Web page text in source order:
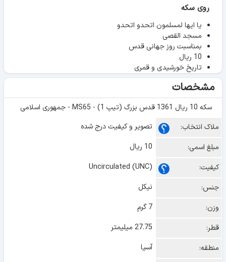
روی سکه
یا ایها لمسلمون اتحدو اتحدو
مسجد القصی
بمناسبت روز جهانی قدس
10 ریال
تاریخ خورشیدی و قمری
مشخصات
سکه 10 ریال 1361 قدس بزرگ (تیپ 1) - MS65 - جمهوری اسلامی
ملاک انتخاب:
تصویر و کیفیت درج شده
مبلغ اسمی:
10 ریال
کیفیت:
Uncirculated (UNC)
جنس:
نیکل
وزن:
7 گرم
قطر:
27.75 میلیمتر
منطقه:
آسیا